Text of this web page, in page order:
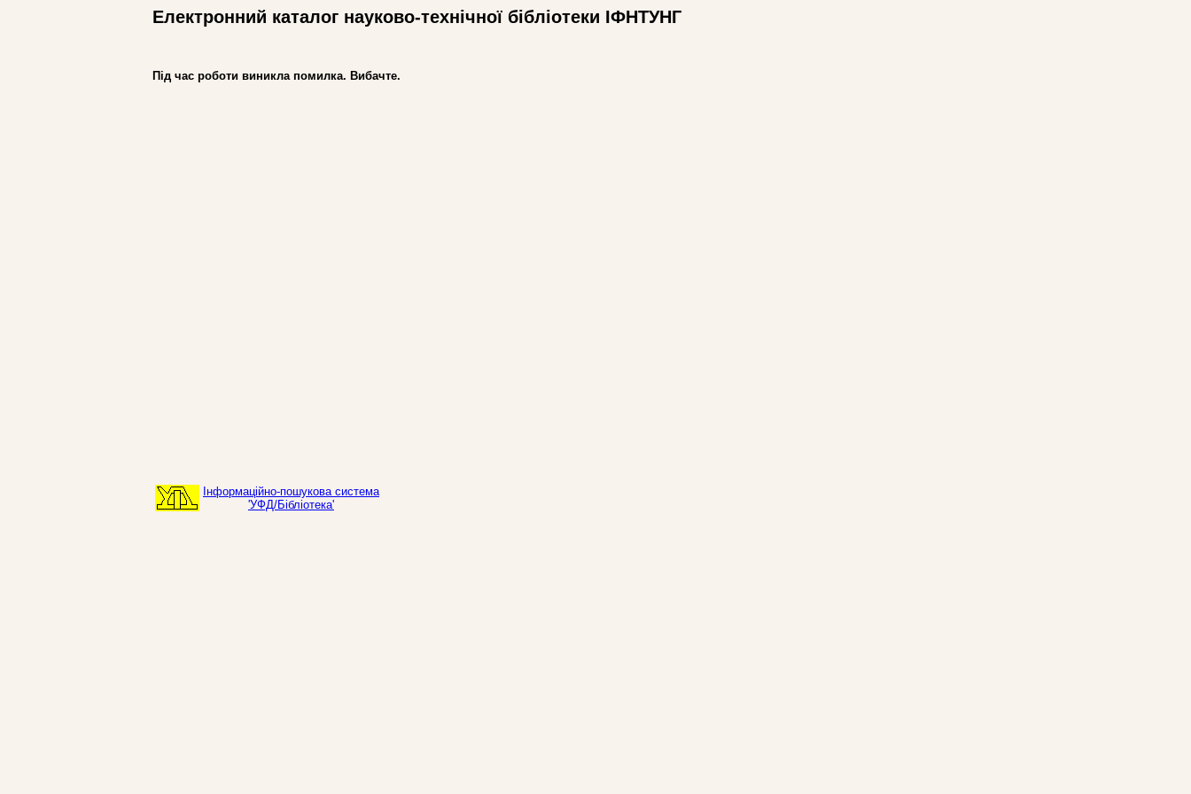
Електронний каталог науково-технічної бібліотеки ІФНТУНГ
Під час роботи виникла помилка. Вибачте.
Інформаційно-пошукова система
'УФД/Бібліотека'